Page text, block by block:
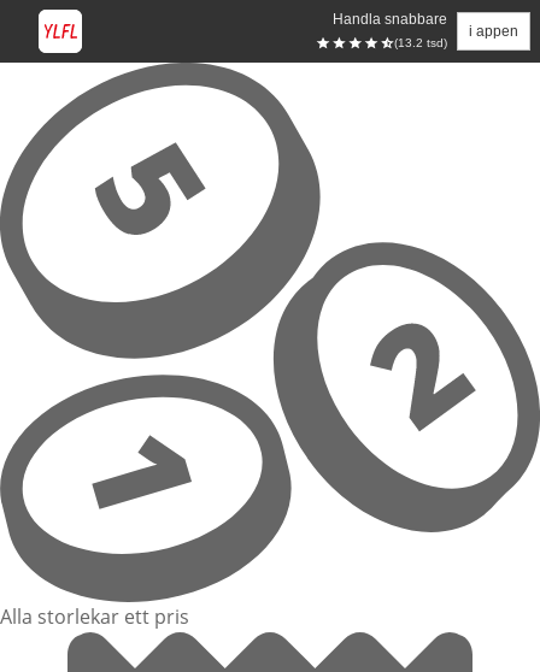
Handla snabbare
(13.2 tsd)
i appen
Hoppa till huvudinnehåll
Alla storlekar ett pris